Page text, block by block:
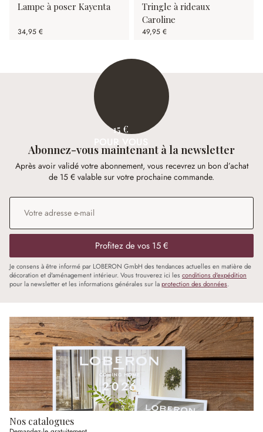
Lampe à poser Kayenta
34,95 €
Tringle à rideaux
Caroline
49,95 €
15 €
POUR VOUS
Abonnez-vous maintenant à la newsletter
Après avoir validé votre abonnement, vous recevrez un bon d’achat
de 15 € valable sur votre prochaine commande.
Adresse e-mail
Profitez de vos 15 €
Je consens à être informé par LOBERON GmbH des tendances actuelles en matière de
décoration et d'aménagement intérieur. Vous trouverez ici les conditions d'expédition
pour la newsletter et les informations générales sur laprotection des données.
Nos catalogues